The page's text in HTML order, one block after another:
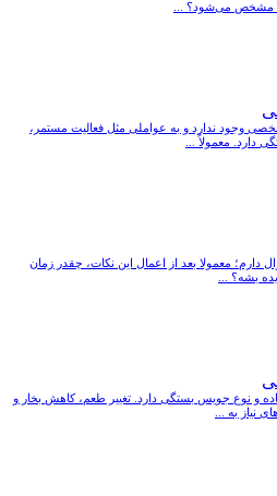
مشخص می‌شود؟ ...
وجود ندارد و به عواملی مثل فعالیت مستمر،
دارد. معمولاً ...
معمولا بعد از اعمال این نکات، چقدر زمان
بشه؟ ...
و نوع جویس بستگی دارد. تغییر طعم، کاهش بخار و
نیاز به ...